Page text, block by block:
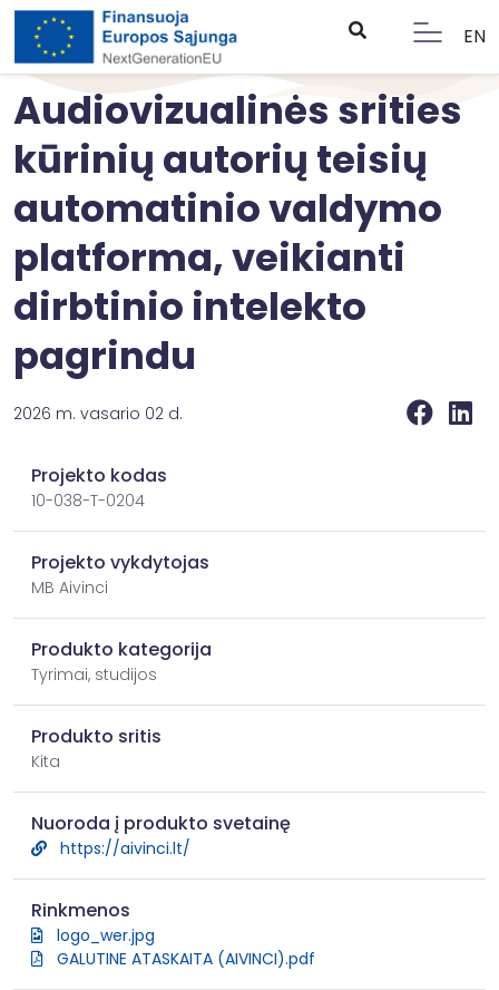
EN
Audiovizualinės srities
kūrinių autorių teisių
automatinio valdymo
platforma, veikianti
dirbtinio intelekto
pagrindu
2026 m. vasario 02 d.
Projekto kodas
10-038-T-0204
Projekto vykdytojas
MB Aivinci
Produkto kategorija
Tyrimai, studijos
Produkto sritis
Kita
Nuoroda į produkto svetainę
https://aivinci.lt/
Rinkmenos
logo_wer.jpg
GALUTINE ATASKAITA (AIVINCI).pdf